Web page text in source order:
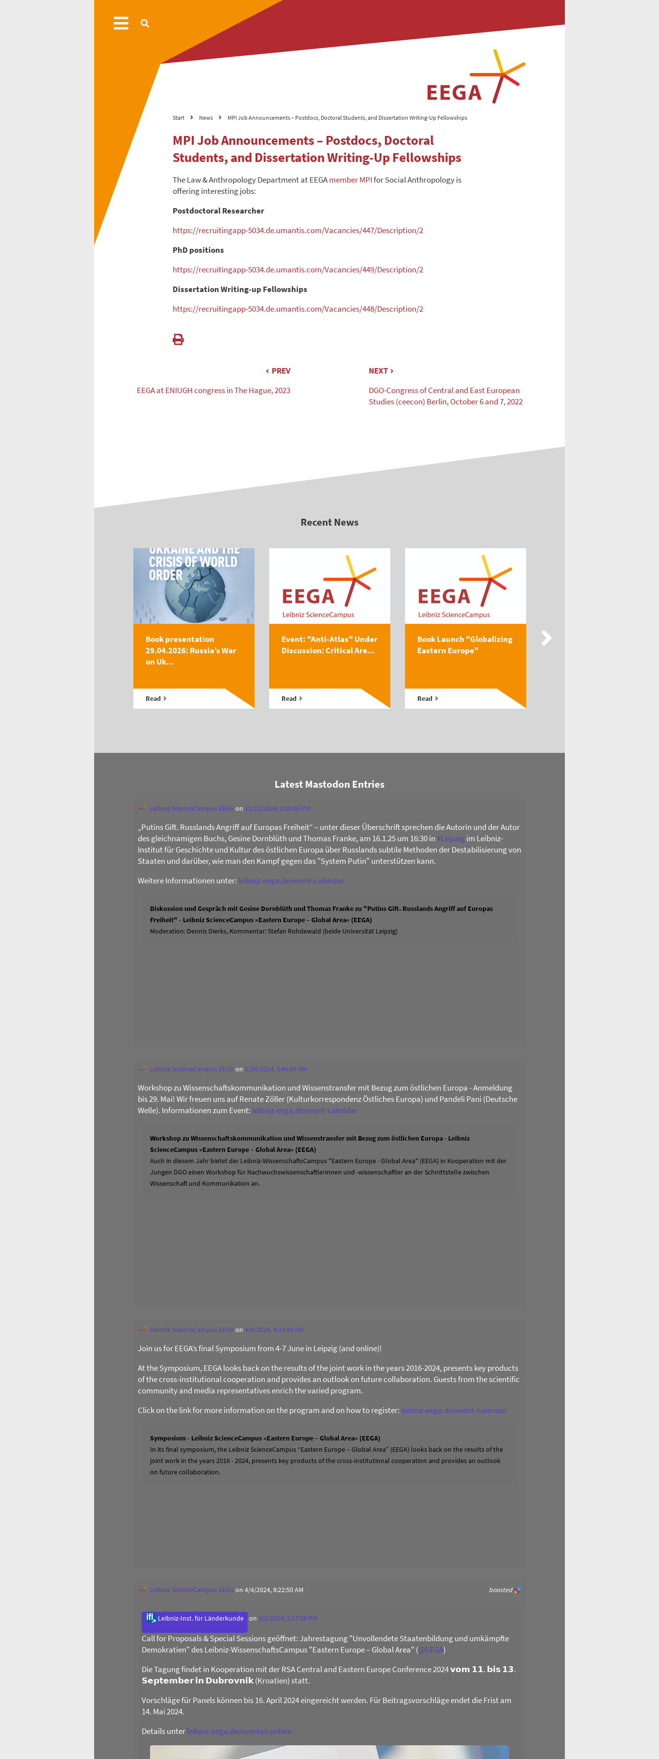
Start News MPI Job Announcements – Postdocs, Doctoral Students, and Dissertation Writing-Up Fellowships
MPI Job Announcements – Postdocs, Doctoral
Students, and Dissertation Writing-Up Fellowships
The Law & Anthropology Department at EEGAmemberMPIfor Social Anthropology is
offering interesting jobs:
Postdoctoral Researcher
https://recruitingapp-5034.de.umantis.com/Vacancies/447/Description/2
PhD positions
https://recruitingapp-5034.de.umantis.com/Vacancies/449/Description/2
Dissertation Writing-up Fellowships
https://recruitingapp-5034.de.umantis.com/Vacancies/448/Description/2
PREV
EEGA at ENIUGH congress in The Hague, 2023
NEXT
DGO-Congress of Central and East European
Studies (ceecon) Berlin, October 6 and 7, 2022
Recent News
Book presentation
29.04.2026: Russia’s War
on Uk...
Read
Event: "Anti-Atlas" Under
Discussion: Critical Are...
Read
Book Launch "Globalizing
Eastern Europe"
Read
Latest Mastodon Entries
Leibniz ScienceCampus EEGAon 12/12/2024, 2:00:56 PM
„Putins Gift. Russlands Angriff auf Europas Freiheit“ – unter dieser Überschrift sprechen die Autorin und der Autor
des gleichnamigen Buchs, Gesine Dornblüth und Thomas Franke, am 16.1.25 um 16:30 in#Leipzig im Leibniz-
Institut für Geschichte und Kultur des östlichen Europa über Russlands subtile Methoden der Destabilisierung von
Staaten und darüber, wie man den Kampf gegen das "System Putin" unterstützen kann.
Weitere Informationen unter: leibniz-eega.de/event-calendar
Diskussion und Gespräch mit Gesine Dornblüth und Thomas Franke zu "Putins Gift. Russlands Angriff auf Europas
Freiheit" - Leibniz ScienceCampus »Eastern Europe – Global Area« (EEGA)
Moderation: Dennis Dierks, Kommentar: Stefan Rohdewald (beide Universität Leipzig)
Leibniz ScienceCampus EEGAon 5/14/2024, 5:46:48 AM
Workshop zu Wissenschaftskommunikation und Wissenstransfer mit Bezug zum östlichen Europa - Anmeldung
bis 29. Mai! Wir freuen uns auf Renate Zöller (Kulturkorrespondenz Östliches Europa) und Pandeli Pani (Deutsche
Welle). Informationen zum Event: leibniz-eega.de/event-calendar
Workshop zu Wissenschaftskommunikation und Wissenstransfer mit Bezug zum östlichen Europa - Leibniz
ScienceCampus »Eastern Europe – Global Area« (EEGA)
Auch in diesem Jahr bietet der Leibniz-WissenschaftsCampus "Eastern Europe - Global Area" (EEGA) in Kooperation mit der
Jungen DGO einen Workshop für Nachwuchswissenschaftlerinnen und -wissenschaftler an der Schnittstelle zwischen
Wissenschaft und Kommunikation an.
Leibniz ScienceCampus EEGAon 4/4/2024, 8:33:10 AM
Join us for EEGA’s final Symposium from 4-7 June in Leipzig (and online)!
At the Symposium, EEGA looks back on the results of the joint work in the years 2016-2024, presents key products
of the cross-institutional cooperation and provides an outlook on future collaboration. Guests from the scientific
community and media representatives enrich the varied program.
Click on the link for more information on the program and on how to register: leibniz-eega.de/event-calendar
Symposium - Leibniz ScienceCampus »Eastern Europe – Global Area« (EEGA)
In its final symposium, the Leibniz ScienceCampus “Eastern Europe – Global Area” (EEGA) looks back on the results of the
joint work in the years 2016 - 2024, presents key products of the cross-institutional cooperation and provides an outlook
on future collaboration.
boosted
Leibniz ScienceCampus EEGAon 4/4/2024, 8:22:50 AM
Leibniz-Inst. für Länderkunde on3/6/2024, 1:27:58 PM
Call for Proposals & Special Sessions geöffnet: Jahrestagung "Unvollendete Staatenbildung und umkämpfte
Demokratien" des Leibniz-WissenschaftsCampus "Eastern Europe – Global Area" (@EEGA)
Die Tagung findet in Kooperation mit der RSA Central and Eastern Europe Conference 2024 𝘃𝗼𝗺 𝟭𝟭. 𝗯𝗶𝘀 𝟭𝟯.
𝗦𝗲𝗽𝘁𝗲𝗺𝗯𝗲𝗿 𝗶𝗻 𝗗𝘂𝗯𝗿𝗼𝘃𝗻𝗶𝗸 (Kroatien) statt.
Vorschläge für Panels können bis 16. April 2024 eingereicht werden. Für Beitragsvorschläge endet die Frist am
14. Mai 2024.
Details unterleibniz-eega.de/events/confere